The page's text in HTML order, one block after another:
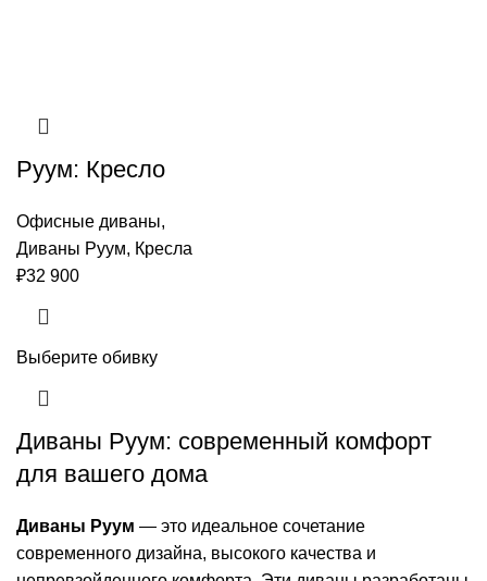
Руум: Кресло
Офисные диваны,
Диваны Руум, Кресла
₽32 900
Выберите обивку
Диваны Руум: современный комфорт
для вашего дома
Диваны Руум — это идеальное сочетание
современного дизайна, высокого качества и